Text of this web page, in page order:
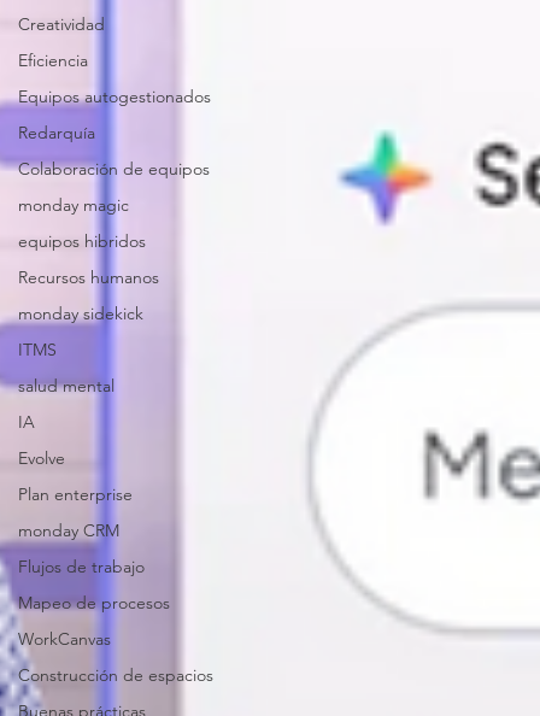
Creatividad
Eficiencia
Equipos autogestionados
Redarquía
Colaboración de equipos
monday magic
equipos hibridos
Recursos humanos
monday sidekick
ITMS
salud mental
IA
Evolve
Plan enterprise
monday CRM
Flujos de trabajo
Mapeo de procesos
WorkCanvas
Construcción de espacios
Buenas prácticas